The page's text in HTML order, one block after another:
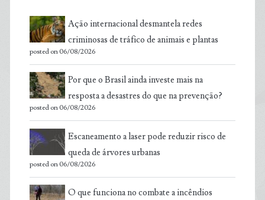
Ação internacional desmantela redes
criminosas de tráfico de animais e plantas
posted on 06/08/2026
Por que o Brasil ainda investe mais na
resposta a desastres do que na prevenção?
posted on 06/08/2026
Escaneamento a laser pode reduzir risco de
queda de árvores urbanas
posted on 06/08/2026
O que funciona no combate a incêndios